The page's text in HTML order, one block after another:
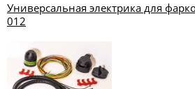
Универсальная электрика для
012